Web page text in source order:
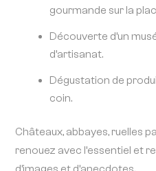
gourmande sur la
Découverte d’un
d’artisanat.
Dégustation de
coin.
Châteaux, abbayes, ruelles
renouez avec l’essentiel et